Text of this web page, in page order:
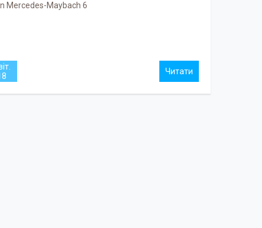
Mercedes-Maybach 6